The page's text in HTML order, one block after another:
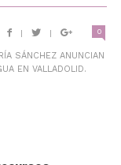
| | 0
SÁNCHEZ ANUNCIAN
EN VALLADOLID.